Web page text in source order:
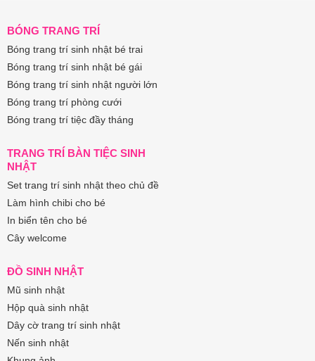
BÓNG TRANG TRÍ
Bóng trang trí sinh nhật bé trai
Bóng trang trí sinh nhật bé gái
Bóng trang trí sinh nhật người lớn
Bóng trang trí phòng cưới
Bóng trang trí tiệc đầy tháng
TRANG TRÍ BÀN TIỆC SINH
NHẬT
Set trang trí sinh nhật theo chủ đề
Làm hình chibi cho bé
In biển tên cho bé
Cây welcome
ĐỒ SINH NHẬT
Mũ sinh nhật
Hộp quà sinh nhật
Dây cờ trang trí sinh nhật
Nến sinh nhật